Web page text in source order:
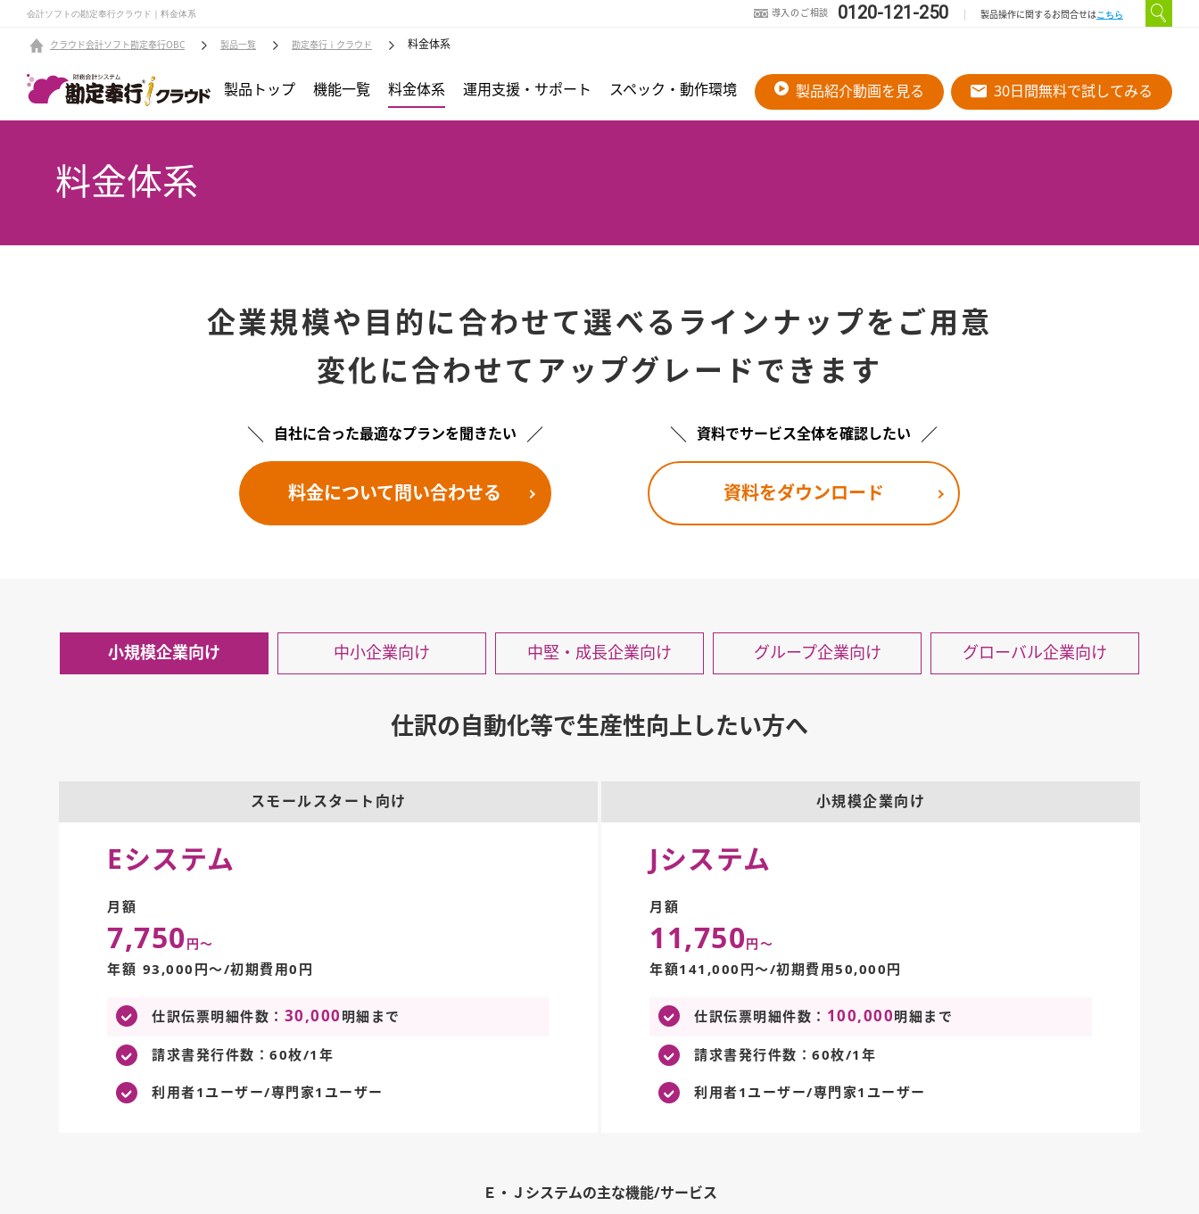
会計ソフトの勘定奉行クラウド｜料金体系 導入のご相談 0120-121-250 製品操作に関するお問合せは こちら
クラウド会計ソフト勘定奉行OBC 製品一覧 勘定奉行ｉクラウド 料金体系
製品トップ 機能一覧 料金体系 運用支援・サポート スペック・動作環境 製品紹介動画を見る 30日間無料で試してみる
料金体系
企業規模や目的に合わせて選べるラインナップをご用意
変化に合わせてアップグレードできます
自社に合った最適なプランを聞きたい
料金について問い合わせる
資料でサービス全体を確認したい
資料をダウンロード
小規模企業向け 中小企業向け 中堅・成長企業向け グループ企業向け グローバル企業向け
仕訳の自動化等で生産性向上したい方へ
スモールスタート向け
Eシステム
月額
7,750 円～
年額 93,000円～/初期費用0円
仕訳伝票明細件数： 30,000 明細まで
請求書発行件数：60枚/1年
利用者1ユーザー/専門家1ユーザー
小規模企業向け
Jシステム
月額
11,750 円～
年額141,000円～/初期費用50,000円
仕訳伝票明細件数： 100,000 明細まで
請求書発行件数：60枚/1年
利用者1ユーザー/専門家1ユーザー
Ｅ・Ｊシステムの主な機能/サービス